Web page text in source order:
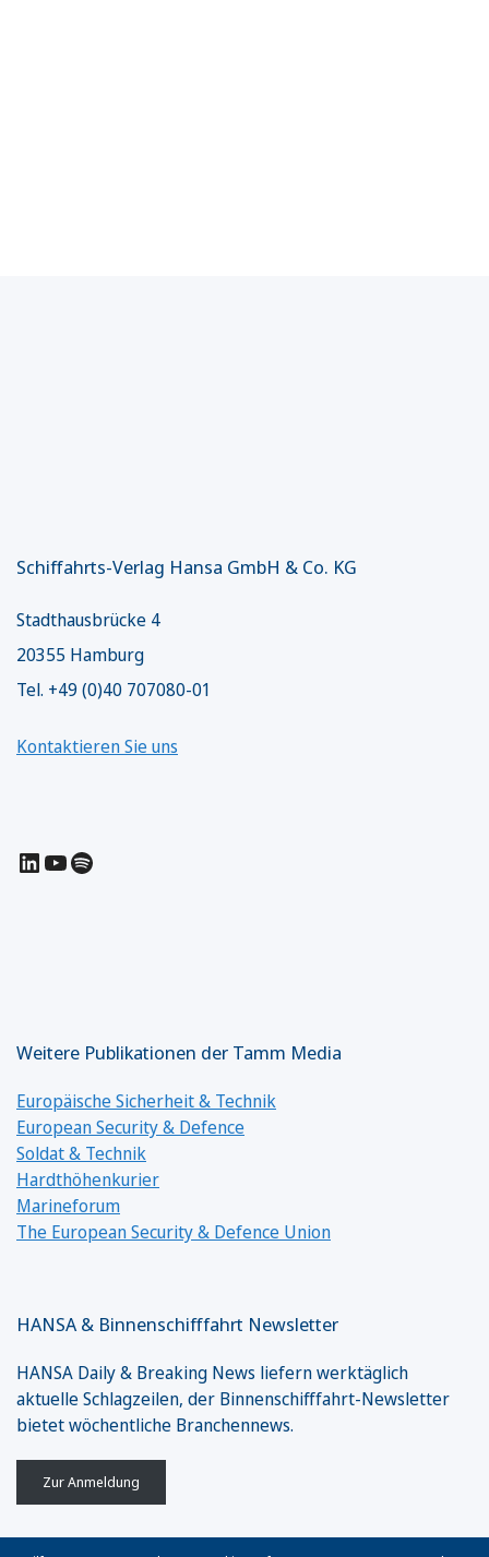
Schiffahrts-Verlag Hansa GmbH & Co. KG
Stadthausbrücke 4
20355 Hamburg
Tel. +49 (0)40 707080-01
Kontaktieren Sie uns
LinkedIn
YouTube
Spotify
Weitere Publikationen der Tamm Media
Europäische Sicherheit & Technik
European Security & Defence
Soldat & Technik
Hardthöhenkurier
Marineforum
The European Security & Defence Union
HANSA & Binnenschifffahrt Newsletter
HANSA Daily & Breaking News liefern werktäglich
aktuelle Schlagzeilen, der Binnenschifffahrt-Newsletter
bietet wöchentliche Branchennews.
Zur Anmeldung